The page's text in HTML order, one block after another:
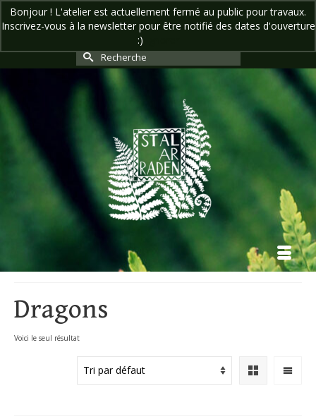
Bonjour ! L'atelier est actuellement fermé au public pour travaux.
Inscrivez-vous à la newsletter pour être notifié des dates d'ouverture
:)
Votre panier- 0,00€
Rechercher :
Dragons
Voici le seul résultat